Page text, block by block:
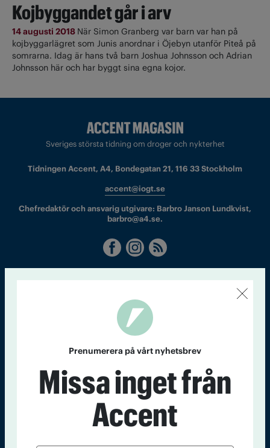
Kojbyggandet går i arv
14 augusti 2018 När Simon Granberg var barn var han på
kojbyggarlägret som Junis anordnar i Öjebyn utanför Piteå på
somrarna. Idag är hans två barn Joshua Johnsson och Adrian
Johnsson här och har byggt sina egna kojor.
Sveriges största tidning om droger och nykterhet
Tidningen Accent, A4, Bondegatan 21, 116 33 Stockholm
accent@iogt.se
Chefredaktör och ansvarig utgivare: Barbro Janson Lundkvist,
barbro@a4.se.
Kontakt Om Tidningen Tidningsarkiv In English
Accent
Prenumerera på vårt nyhetsbrev
Missa inget från
Accent